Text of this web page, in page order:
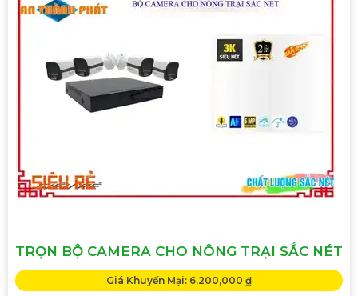
TRỌN BỘ CAMERA CHO NÔNG TRẠI SẮC NÉT
Giá Khuyến Mại: 6,200,000 ₫